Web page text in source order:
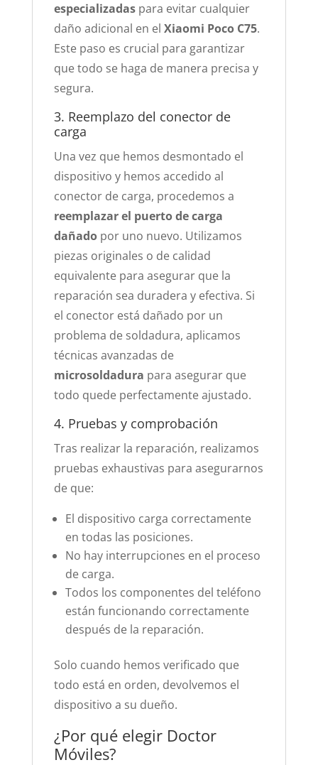
especializadaspara evitar cualquier
daño adicional en el Xiaomi Poco C75.
Este paso es crucial para garantizar
que todo se haga de manera precisa y
segura.
3. Reemplazo del conector de
carga
Una vez que hemos desmontado el
dispositivo y hemos accedido al
conector de carga, procedemos a
reemplazar el puerto de carga
dañadopor uno nuevo. Utilizamos
piezas originales o de calidad
equivalente para asegurar que la
reparación sea duradera y efectiva. Si
el conector está dañado por un
problema de soldadura, aplicamos
técnicas avanzadas de
microsoldadura para asegurar que
todo quede perfectamente ajustado.
4. Pruebas y comprobación
Tras realizar la reparación, realizamos
pruebas exhaustivas para asegurarnos
de que:
El dispositivo carga correctamente
en todas las posiciones.
No hay interrupciones en el proceso
de carga.
Todos los componentes del teléfono
están funcionando correctamente
después de la reparación.
Solo cuando hemos verificado que
todo está en orden, devolvemos el
dispositivo a su dueño.
¿Por qué elegir Doctor
Móviles?